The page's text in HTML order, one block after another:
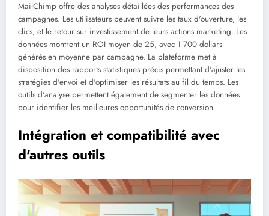
MailChimp offre des analyses détaillées des performances des
campagnes. Les utilisateurs peuvent suivre les taux d'ouverture, les
clics, et le retour sur investissement de leurs actions marketing. Les
données montrent un ROI moyen de 25, avec 1 700 dollars
générés en moyenne par campagne. La plateforme met à
disposition des rapports statistiques précis permettant d'ajuster les
stratégies d'envoi et d'optimiser les résultats au fil du temps. Les
outils d'analyse permettent également de segmenter les données
pour identifier les meilleures opportunités de conversion.
Intégration et compatibilité avec
d'autres outils